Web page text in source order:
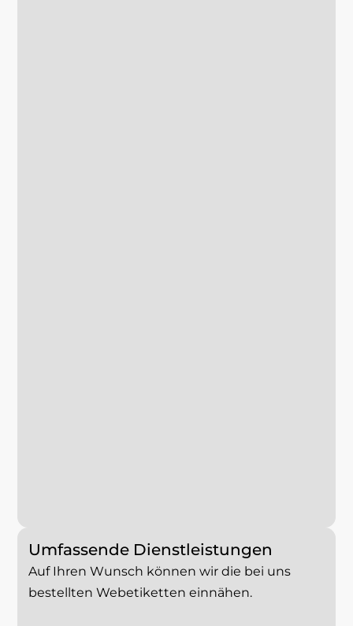
Umfassende Dienstleistungen
Auf Ihren Wunsch können wir die bei uns
bestellten Webetiketten einnähen.